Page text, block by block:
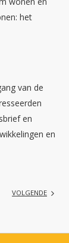
het
van de
en
en
VOLGENDE